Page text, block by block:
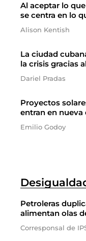
Al aceptar lo
se centra en lo
Alison Kentish
La ciudad
la crisis gracias
Dariel Pradas
Proyectos
entran en nueva
Emilio Godoy
Petroleras
alimentan olas
Corresponsal de